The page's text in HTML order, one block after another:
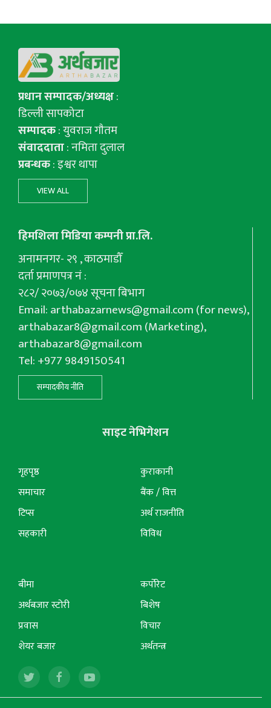
प्रधान सम्पादक/अध्यक्ष:
डिल्ली सापकोटा
सम्पादक: युवराज गाैतम
संवाददाता: नमिता दुलाल
प्रबन्धक: इश्वर थापा
VIEW ALL
हिमशिला मिडिया कम्पनी प्रा.लि.
अनामनगर- २९ , काठमाडौँ
दर्ता प्रमाणपत्र नं :
२८२/ २०७३/०७४ सूचना बिभाग
Email:arthabazarnews@gmail.com(for news),
arthabazar8@gmail.com(Marketing),
arthabazar8@gmail.com
Tel: +977 9849150541
सम्पादकीय नीति
साइट नेभिगेशन
गृहपृष्ठ
समाचार
टिप्स
सहकारी
कुराकानी
बैंक / वित्त
अर्थ राजनीति
विविध
बीमा
अर्थबजार स्टोरी
प्रवास
शेयर बजार
कर्पोरेट
बिशेष
विचार
अर्थतन्त्र